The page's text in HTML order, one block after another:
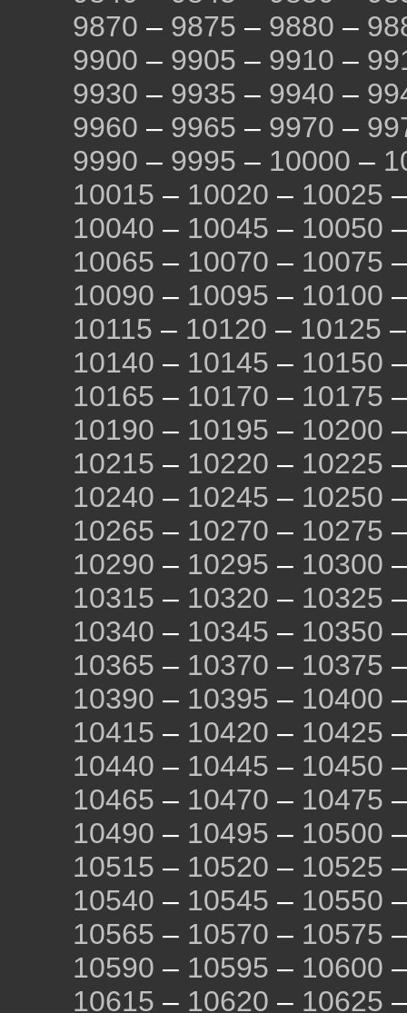
9870 – 9875 – 9880 –
9900 – 9905 – 9910 –
9930 – 9935 – 9940 –
9960 – 9965 – 9970 –
9990 – 9995 – 10000 –
10015 – 10020 – 10025
10040 – 10045 – 10050
10065 – 10070 – 10075
10090 – 10095 – 10100
10115 – 10120 – 10125
10140 – 10145 – 10150
10165 – 10170 – 10175
10190 – 10195 – 10200
10215 – 10220 – 10225
10240 – 10245 – 10250
10265 – 10270 – 10275
10290 – 10295 – 10300
10315 – 10320 – 10325
10340 – 10345 – 10350
10365 – 10370 – 10375
10390 – 10395 – 10400
10415 – 10420 – 10425
10440 – 10445 – 10450
10465 – 10470 – 10475
10490 – 10495 – 10500
10515 – 10520 – 10525
10540 – 10545 – 10550
10565 – 10570 – 10575
10590 – 10595 – 10600
10615 – 10620 – 10625